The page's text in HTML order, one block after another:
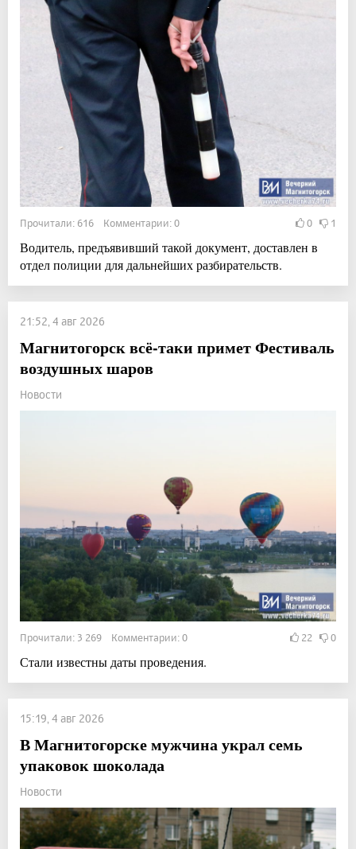
Прочитали: 616 Комментарии: 0 0 1
Водитель, предъявивший такой документ, доставлен в
отдел полиции для дальнейших разбирательств.
21:52, 4 авг 2026
Магнитогорск всё-таки примет Фестиваль
воздушных шаров
Новости
Прочитали: 3 269 Комментарии: 0 22 0
Стали известны даты проведения.
15:19, 4 авг 2026
В Магнитогорске мужчина украл семь
упаковок шоколада
Новости